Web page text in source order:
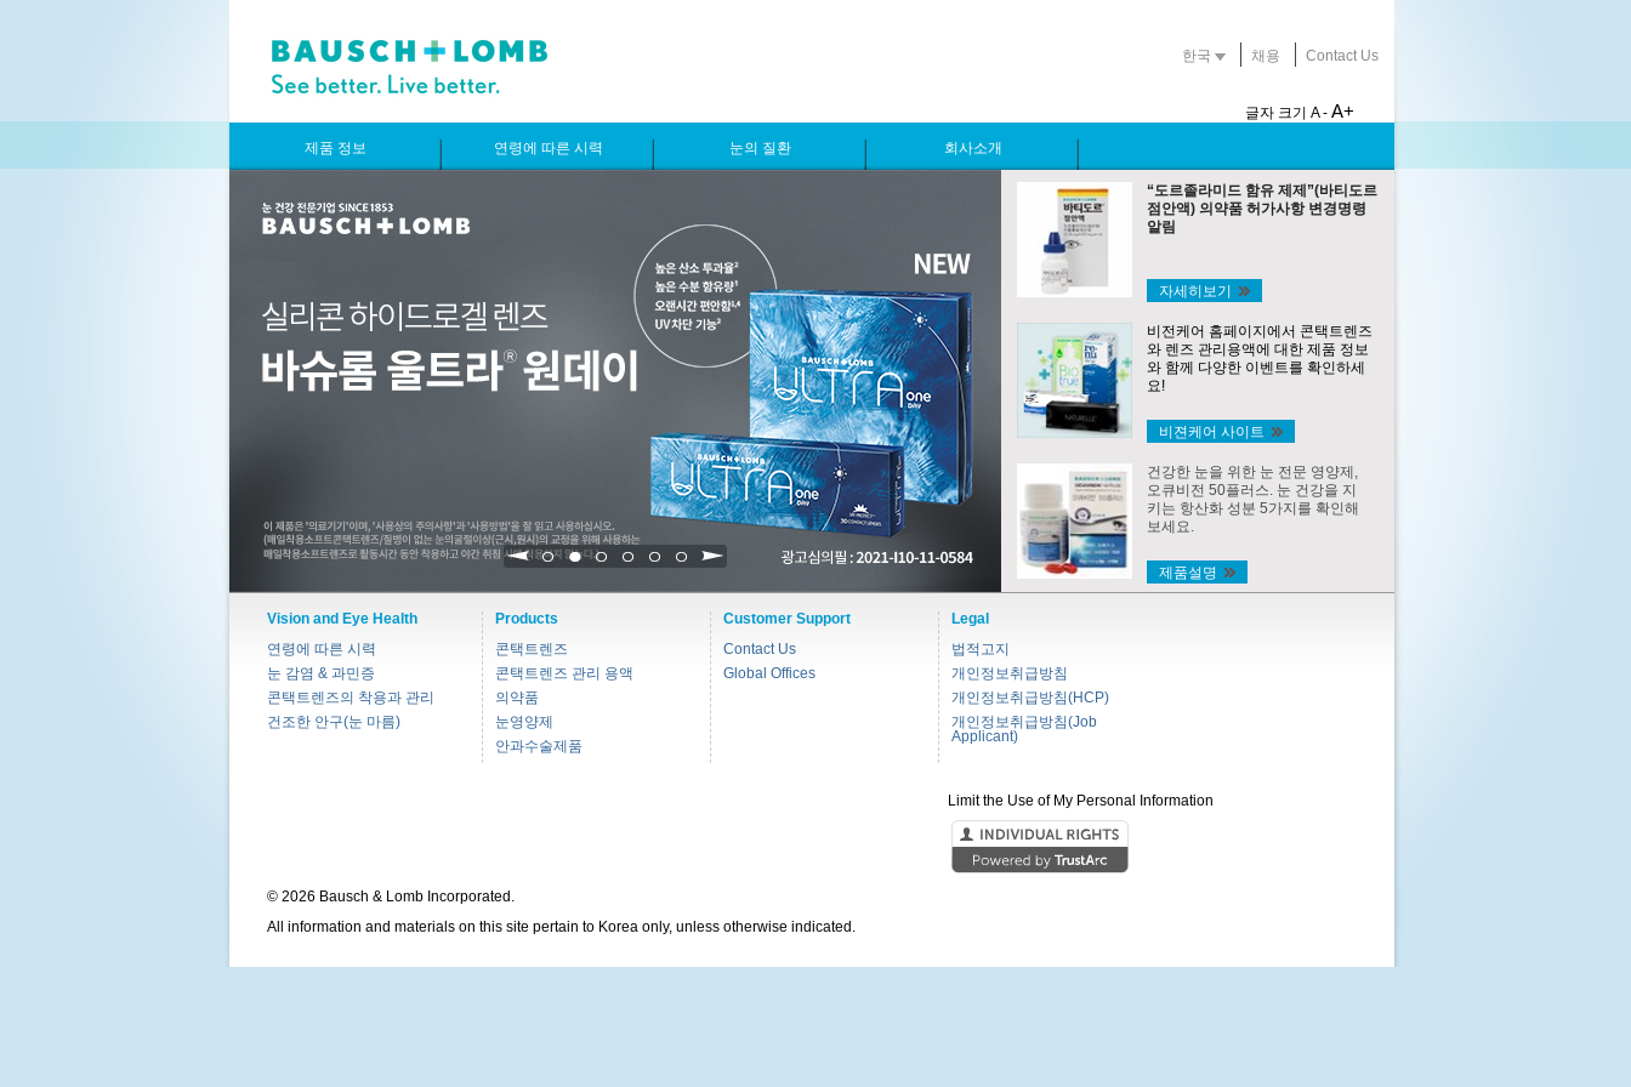
한국 채용 Contact Us
글자 크기 A - A+
제품 정보 연령에 따른 시력 눈의 질환 회사소개
1 2 3 4 5 6
“도르졸라미드 함유 제제”(바티도르
점안액) 의약품 허가사항 변경명령
알림
자세히보기
비전케어 홈페이지에서 콘택트렌즈
와 렌즈 관리용액에 대한 제품 정보
와 함께 다양한 이벤트를 확인하세
요!
비젼케어 사이트
건강한 눈을 위한 눈 전문 영양제,
오큐비전 50플러스. 눈 건강을 지
키는 항산화 성분 5가지를 확인해
보세요.
제품설명
Vision and Eye Health
연령에 따른 시력
눈 감염 & 과민증
콘택트렌즈의 착용과 관리
건조한 안구(눈 마름)
Products
콘택트렌즈
콘택트렌즈 관리 용액
의약품
눈영양제
안과수술제품
Customer Support
Contact Us
Global Offices
Legal
법적고지
개인정보취급방침
개인정보취급방침(HCP)
개인정보취급방침(Job
Applicant)
Limit the Use of My Personal Information
© 2026 Bausch & Lomb Incorporated.
All information and materials on this site pertain to Korea only, unless otherwise indicated.